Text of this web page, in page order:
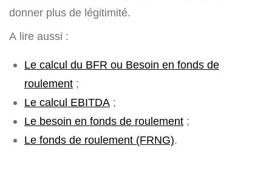
donner plus de légitimité.
A lire aussi :
Le calcul du BFR ou Besoin en fonds de
roulement ;
Le calcul EBITDA ;
Le besoin en fonds de roulement ;
Le fonds de roulement (FRNG).